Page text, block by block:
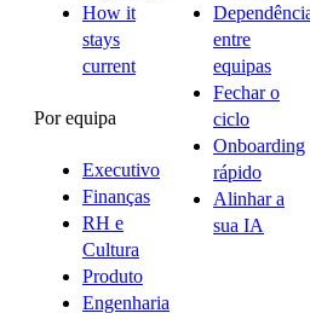
How it
stays
current
Por equipa
Executivo
Finanças
RH e
Cultura
Produto
Engenharia
entre
equipas
Fechar o
ciclo
Onboarding
rápido
Alinhar a
sua IA